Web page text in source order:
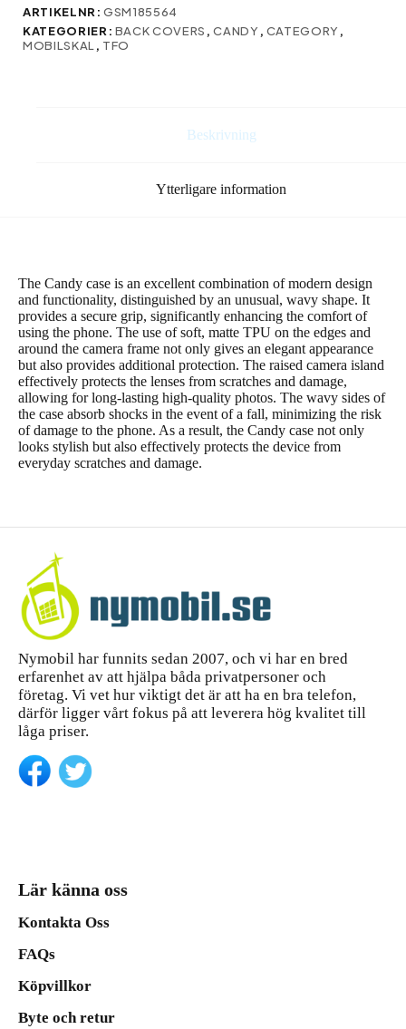
Pro
beige
ARTIKELNR:GSM185564
KATEGORIER: BACK COVERS ,CANDY , CATEGORY ,
MOBILSKAL , TFO
Beskrivning
Ytterligare information
The Candy case is an excellent combination of modern design
and functionality, distinguished by an unusual, wavy shape. It
provides a secure grip, significantly enhancing the comfort of
using the phone. The use of soft, matte TPU on the edges and
around the camera frame not only gives an elegant appearance
but also provides additional protection. The raised camera island
effectively protects the lenses from scratches and damage,
allowing for long-lasting high-quality photos. The wavy sides of
the case absorb shocks in the event of a fall, minimizing the risk
of damage to the phone. As a result, the Candy case not only
looks stylish but also effectively protects the device from
everyday scratches and damage.
Nymobil har funnits sedan 2007, och vi har en bred
erfarenhet av att hjälpa båda privatpersoner och
företag. Vi vet hur viktigt det är att ha en bra telefon,
därför ligger vårt fokus på att leverera hög kvalitet till
låga priser.
Lär känna oss
Kontakta Oss
FAQs
Köpvillkor
Byte och retur